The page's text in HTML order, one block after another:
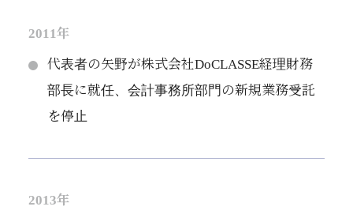
2011年
代表者の矢野が株式会社DoCLASSE経理財務
部長に就任、会計事務所部門の新規業務受託
を停止
2013年